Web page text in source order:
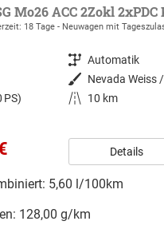
18 Tage Neuwagen mit
Getriebe Automatik
Außenfarbe
PS) Kilometerstand
10 km
Details
5,60 l/100km
128,00 g/km